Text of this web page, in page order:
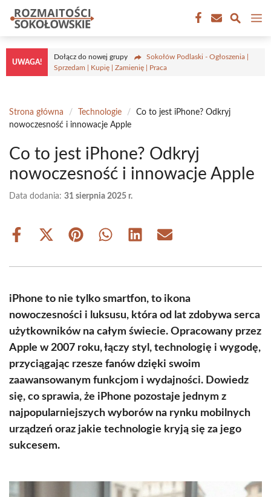
Przejdź
treści
UWAGA!
Dołącz do nowej grupy
Sokołów Podlaski - Ogłoszenia |
Sprzedam | Kupię | Zamienię | Praca
Strona główna / Technologie /
Co to jest iPhone? Odkryj
nowoczesność i innowacje Apple
Co to jest iPhone? Odkryj
nowoczesność i innowacje Apple
Data dodania: 31 sierpnia 2025 r.
Share
Share
(Twitter)
Share Share Share Share
iPhone to nie tylko smartfon, to ikona
nowoczesności i luksusu, która od lat zdobywa serca
użytkowników na całym świecie. Opracowany przez
Apple w 2007 roku, łączy styl, technologię i wygodę,
przyciągając rzesze fanów dzięki swoim
zaawansowanym funkcjom i wydajności. Dowiedz
się, co sprawia, że iPhone pozostaje jednym z
najpopularniejszych wyborów na rynku mobilnych
urządzeń oraz jakie technologie kryją się za jego
sukcesem.